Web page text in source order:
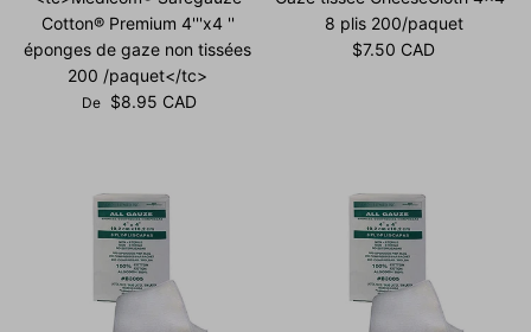
Cotton® Premium 4'''x4 ''
éponges de gaze non tissées
200 /paquet</tc>
Prix habituel
De $8.95 CAD
8 plis 200/paquet
Prix habituel
$7.50 CAD